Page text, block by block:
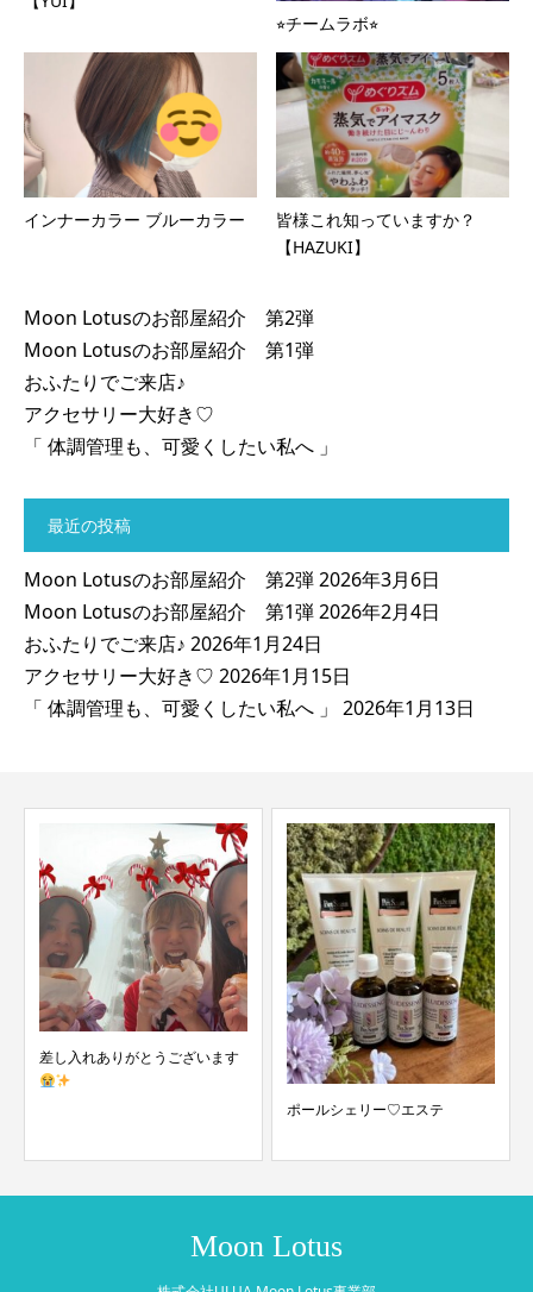
⭐︎チームラボ⭐︎
インナーカラー ブルーカラー
皆様これ知っていますか？
【HAZUKI】
Moon Lotusのお部屋紹介 第2弾
Moon Lotusのお部屋紹介 第1弾
おふたりでご来店♪
アクセサリー大好き♡
「 体調管理も、可愛くしたい私へ 」
最近の投稿
Moon Lotusのお部屋紹介 第2弾2026年3月6日
Moon Lotusのお部屋紹介 第1弾2026年2月4日
おふたりでご来店♪ 2026年1月24日
アクセサリー大好き♡ 2026年1月15日
「 体調管理も、可愛くしたい私へ 」 2026年1月13日
がとうございます
ポールシェリー♡エステ
髪質改善がやっ
Moon Lotus